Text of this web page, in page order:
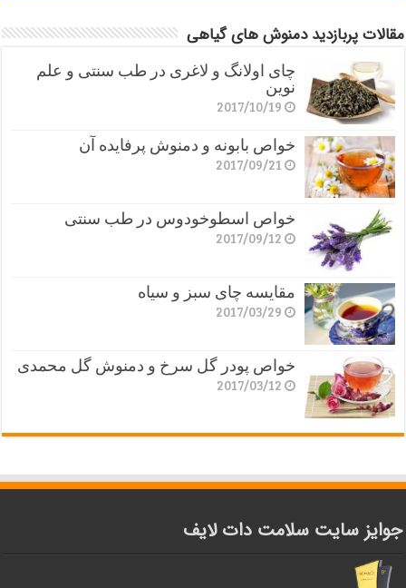
مقالات پربازدید دمنوش های گیاهی
چای اولانگ و لاغری در طب سنتی و علم
نوین
2017/10/19
خواص بابونه و دمنوش پرفایده آن
2017/09/21
خواص اسطوخودوس در طب سنتی
2017/09/12
مقایسه چای سبز و سیاه
2017/03/29
خواص پودر گل سرخ و دمنوش گل محمدی
2017/03/12
جوایز سایت سلامت دات لایف